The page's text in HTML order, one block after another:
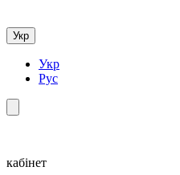
Укр
Укр
Рус
кабінет